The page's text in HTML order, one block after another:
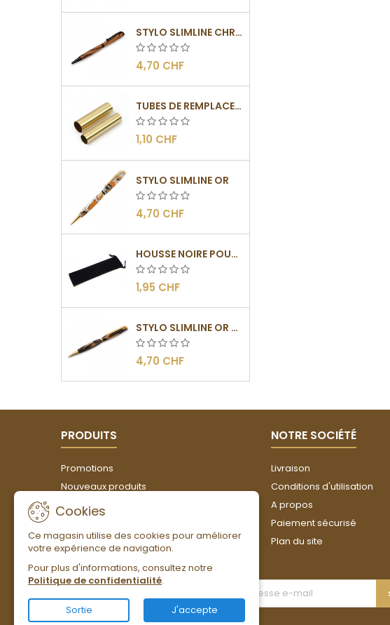
STYLO SLIMLINE CHROMÉ NOIR
4,70 CHF
TUBES DE REMPLACEMENT POUR MÉCANISME SLIMLINE
1,10 CHF
STYLO SLIMLINE OR
4,70 CHF
HOUSSE NOIRE POUR STYLO
1,95 CHF
STYLO SLIMLINE OR - BARRETTE PLATE
4,70 CHF
PRODUITS
Promotions
Nouveaux produits
Meilleures ventes
NOTRE SOCIÉTÉ
Livraison
Conditions d'utilisation
A propos
Paiement sécurisé
Plan du site
Cookies
Ce magasin utilise des cookies pour améliorer
votre expérience de navigation.
Pour plus d'informations, consultez notre
Politique de confidentialité.
Sortie J'accepte